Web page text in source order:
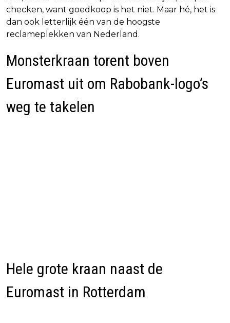
checken, want goedkoop is het niet. Maar hé, het is
dan ook letterlijk één van de hoogste
reclameplekken van Nederland.
Monsterkraan torent boven
Euromast uit om Rabobank-logo’s
weg te takelen
Hele grote kraan naast de
Euromast in Rotterdam